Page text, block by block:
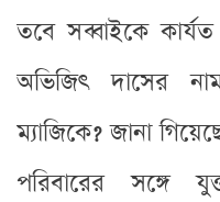
তবে সব্বাইকে
অভিজিৎ দাসের
ম্যাজিকে? জানা
পরিবারের সঙ্গে